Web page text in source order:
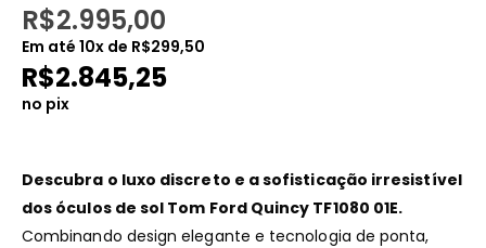
R$2.995,00
Em até 10x de R$299,50
R$2.845,25
no pix
Descubra o luxo discreto e a sofisticação irresistível
dos óculos de sol Tom Ford Quincy TF1080 01E.
Combinando design elegante e tecnologia de ponta,